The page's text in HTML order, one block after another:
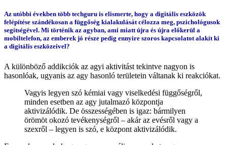
Az utóbbi években több techguru is elismerte, hogy a digitális eszközök
felépítése szándékosan a függőség kialakulását célozza meg, pszichológusok
segítségével. Mi történik az agyban, ami miatt újra és újra előkerül a
mobiltelefon, az emberek jó része pedig ennyire szoros kapcsolatot alakít ki
a digitális eszközeivel?
A különböző addikciók az agyi aktivitást tekintve nagyon is
hasonlóak, ugyanis az agy hasonló területein váltanak ki reakciókat.
Vagyis legyen szó kémiai vagy viselkedési függőségről,
minden esetben az agy jutalmazó központja
aktivizálódik. De összességében is igaz: bármilyen
örömöt okozó tevékenységről – akár az evésről vagy a
szexről – legyen is szó, e központ aktivizálódik.